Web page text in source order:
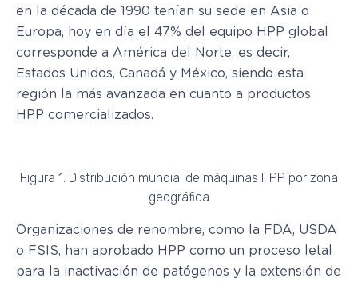
en la década de 1990 tenían su sede en Asia o
Europa, hoy en día el 47% del equipo HPP global
corresponde a América del Norte, es decir,
Estados Unidos, Canadá y México, siendo esta
región la más avanzada en cuanto a productos
HPP comercializados.
Figura 1. Distribución mundial de máquinas HPP por zona
geográfica
Organizaciones de renombre, como la FDA, USDA
o FSIS, han aprobado HPP como un proceso letal
para la inactivación de patógenos y la extensión de